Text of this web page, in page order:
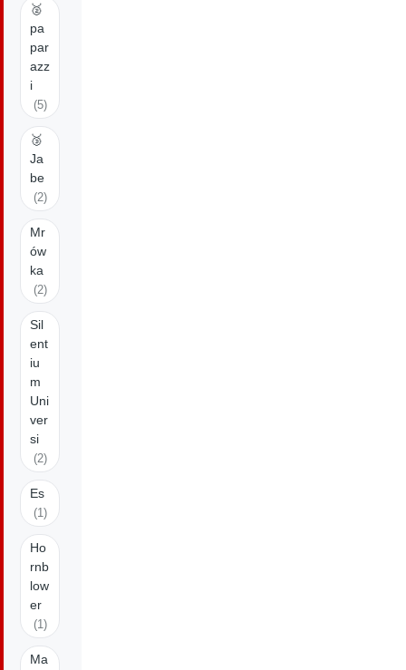
🥈
pa
par
azz
i
(5)
🥉
Ja
be
(2)
Mr
ów
ka
(2)
Sil
ent
iu
m
Uni
ver
si
(2)
Es
(1)
Ho
rnb
low
er
(1)
Ma